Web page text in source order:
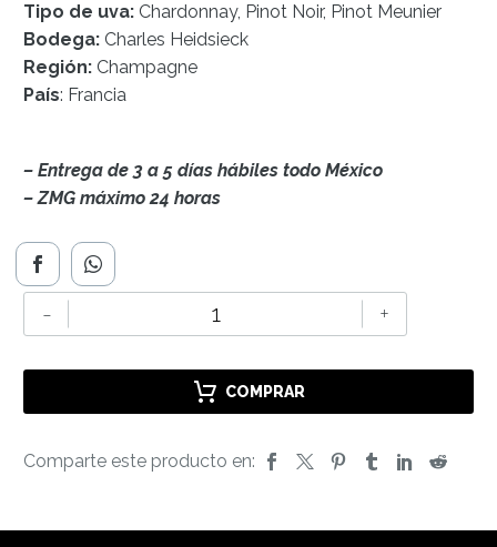
Tipo de uva: Chardonnay, Pinot Noir, Pinot Meunier
Bodega: Charles Heidsieck
Región: Champagne
País: Francia
– Entrega de 3 a 5 días hábiles todo México
– ZMG máximo 24 horas
-
Charles
Heidsieck
cantidad
+
COMPRAR
Comparte este producto en: